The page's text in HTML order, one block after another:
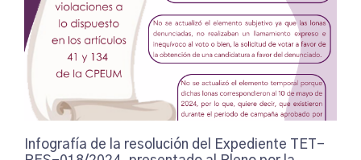
Infografía de la resolución del Expediente TET-